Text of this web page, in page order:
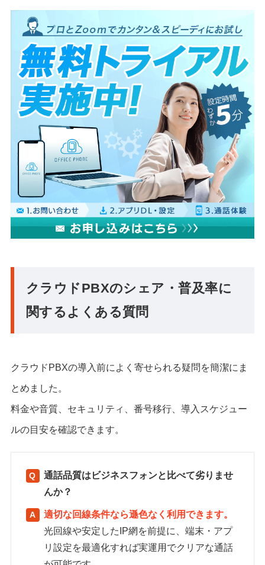
クラウドPBXのシェア・普及率に
関するよくある質問
クラウドPBXの導入前によく寄せられる疑問を簡潔にま
とめました。
料金や音質、セキュリティ、番号移行、導入スケジュー
ルの目安を確認できます。
通話品質はビジネスフォンと比べて劣りませ
んか？
適切な回線条件なら遜色なく利用できます。
光回線や安定したIP網を前提に、端末・アプ
リ設定を最適化すれば実運用でクリアな通話